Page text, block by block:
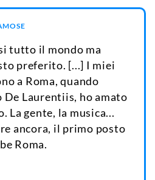
tutto il mondo ma
preferito. [...] I miei
a Roma, quando
De Laurentiis, ho amato
La gente, la musica...
ancora, il primo posto
Roma.